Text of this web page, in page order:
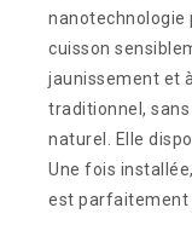
nanotechnologie
cuisson
jaunissement et
traditionnel,
naturel.
Elle
Une fois
est parfaitement